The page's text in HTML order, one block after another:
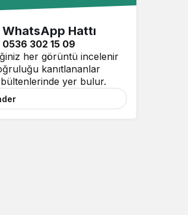
WhatsApp Hattı
0536 302 15 09
her görüntü incelenir
kanıtlananlar
yer bulur.